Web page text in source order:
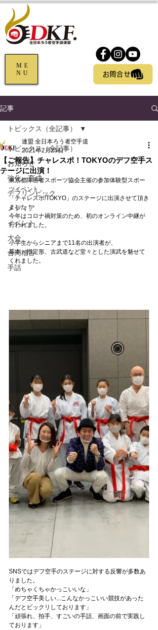
ME
NU
お問合せ
記事
トピックス（全記事）
お知らせ
強化・育成
デフリンピック
メディア
イベント
大会
合同稽古
手話
トピックス（全記事）
【ご報告】チャレスポ！TOKYOのデフ空手ス
テージに出演！
連盟 全日本ろう者空手道
2021年2月25日
東京都障害者スポーツ協会主催の参加体験型スポー
ツイベント
「チャレスポ!TOKYO」のステージに出演させて頂き
ました！
今年はコロナ禍対策のため、初のオンライン中継が
行われました。
小学生からシニアまで11名の出演者が、
基本・指定形、古武道など堂々とした演武を魅せて
くれました。
SNSではデフ空手のステージに対する反響が多数あ
りました。
「めちゃくちゃかっこいいな」
「デフ空手美しい...こんなかっこいい競技があった
んだとビックリしております」
「頑張れ、拍手、すごいの手話、画面の前で実践し
ております」